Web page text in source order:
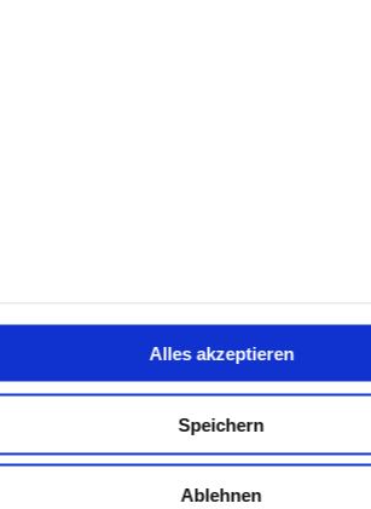
Alles akzeptieren
Speichern
Ablehnen
Control
SHZ LenkradHZG Verfügbar ab 10.2026
7.074 km